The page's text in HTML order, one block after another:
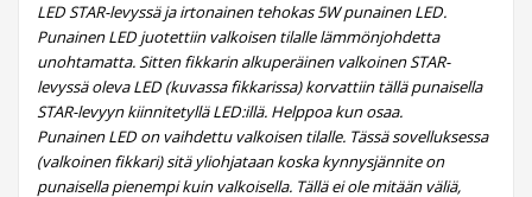
LED STAR-levyssä ja irtonainen tehokas 5W punainen LED.
Punainen LED juotettiin valkoisen tilalle lämmönjohdetta
unohtamatta. Sitten fikkarin alkuperäinen valkoinen STAR-
levyssä oleva LED (kuvassa fikkarissa) korvattiin tällä punaisella
STAR-levyyn kiinnitetyllä LED:illä. Helppoa kun osaa.
Punainen LED on vaihdettu valkoisen tilalle. Tässä sovelluksessa
(valkoinen fikkari) sitä yliohjataan koska kynnysjännite on
punaisella pienempi kuin valkoisella. Tällä ei ole mitään väliä,